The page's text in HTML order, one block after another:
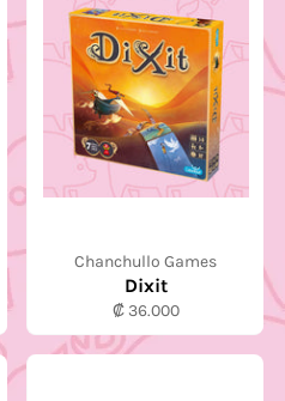
Chanchullo Games
Dixit
Precio
habitual
₡ 36.000